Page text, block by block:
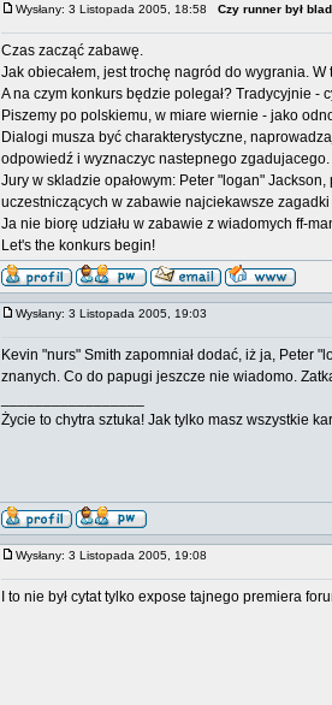
Wysłany: 3 Listopada 2005, 18:58 Czy runner był
Czas zacząć zabawę.
Jak obiecałem, jest trochę nagród do wygrania.
A na czym konkurs będzie polegał? Tradycyjnie -
Piszemy po polskiemu, w miare wiernie - jako
Dialogi musza być charakterystyczne,
odpowiedź i wyznaczyc nastepnego zgadujacego.
Jury w skladzie opałowym: Peter "logan"
uczestniczących w zabawie najciekawsze
Ja nie biorę udziału w zabawie z wiadomych ff-
Let's the konkurs begin!
Wysłany: 3 Listopada 2005, 19:03
Kevin "nurs" Smith zapomniał dodać, iż ja, Peter
znanych. Co do papugi jeszcze nie wiadomo.
Życie to chytra sztuka! Jak tylko masz wszystkie
Wysłany: 3 Listopada 2005, 19:08
I to nie był cytat tylko expose tajnego premiera